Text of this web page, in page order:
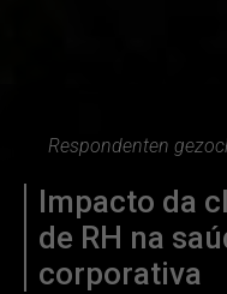
Respondenten
Impacto da
de RH na
corporativa